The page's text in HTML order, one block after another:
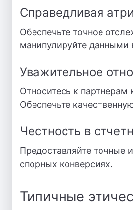
Справедливая
Обеспечьте точное
манипулируйте данными
Уважительное
Относитесь к партнерам
Обеспечьте
Честность в
Предоставляйте точные
спорных конверсиях.
Типичные